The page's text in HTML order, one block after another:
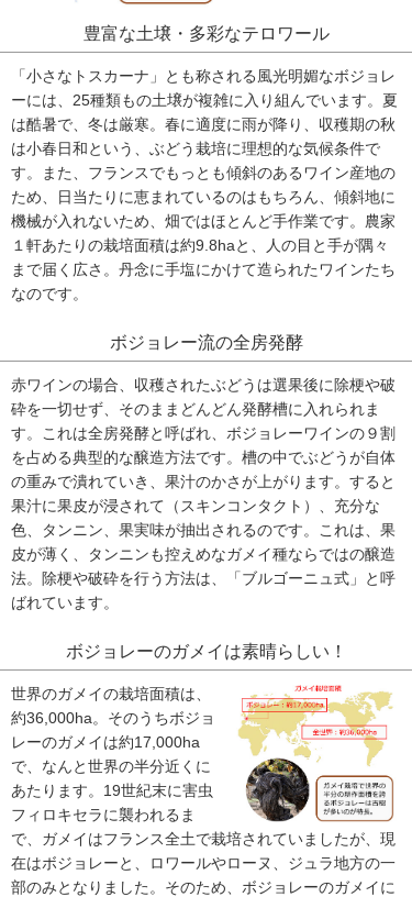
豊富な土壌・多彩なテロワール
「小さなトスカーナ」とも称される風光明媚なボジョレ
ーには、25種類もの土壌が複雑に入り組んでいます。夏
は酷暑で、冬は厳寒。春に適度に雨が降り、収穫期の秋
は小春日和という、ぶどう栽培に理想的な気候条件で
す。また、フランスでもっとも傾斜のあるワイン産地の
ため、日当たりに恵まれているのはもちろん、傾斜地に
機械が入れないため、畑ではほとんど手作業です。農家
１軒あたりの栽培面積は約9.8haと、人の目と手が隅々
まで届く広さ。丹念に手塩にかけて造られたワインたち
なのです。
ボジョレー流の全房発酵
赤ワインの場合、収穫されたぶどうは選果後に除梗や破
砕を一切せず、そのままどんどん発酵槽に入れられま
す。これは全房発酵と呼ばれ、ボジョレーワインの９割
を占める典型的な醸造方法です。槽の中でぶどうが自体
の重みで潰れていき、果汁のかさが上がります。すると
果汁に果皮が浸されて（スキンコンタクト）、充分な
色、タンニン、果実味が抽出されるのです。これは、果
皮が薄く、タンニンも控えめなガメイ種ならではの醸造
法。除梗や破砕を行う方法は、「ブルゴーニュ式」と呼
ばれています。
ボジョレーのガメイは素晴らしい！
世界のガメイの栽培面積は、
約36,000ha。そのうちボジョ
レーのガメイは約17,000ha
で、なんと世界の半分近くに
あたります。19世紀末に害虫
フィロキセラに襲われるま
で、ガメイはフランス全土で栽培されていましたが、現
在はボジョレーと、ロワールやローヌ、ジュラ地方の一
部のみとなりました。そのため、ボジョレーのガメイに